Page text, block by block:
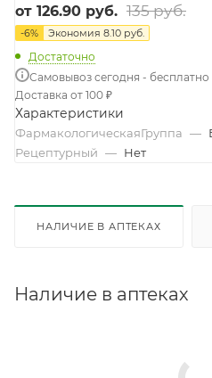
от 126.90 руб. 135 руб.
-6% Экономия 8.10 руб.
Достаточно
Самовывоз сегодня - бесплатно
Доставка от 100 ₽
Характеристики
ФармакологическаяГруппа —
Рецептурный — Нет
НАЛИЧИЕ В АПТЕКАХ
Наличие в аптеках